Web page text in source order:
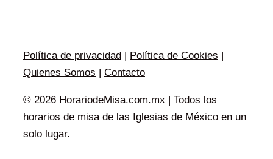
Política de privacidad Política de Cookies
Quienes Somos
Contacto
© 2026 HorariodeMisa.com.mx | Todos los
horarios de misa de las Iglesias de México en un
solo lugar.